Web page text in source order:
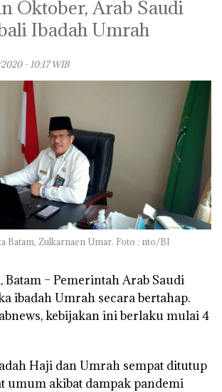
Oktober, Arab Saudi
Ibadah Umrah
- 10:17 WIB
Batam, Zulkarnaen Umar. Foto : nto/BI
Batam – Pemerintah Arab Saudi
ibadah Umrah secara bertahap.
kebijakan ini berlaku mulai 4
Haji dan Umrah sempat ditutup
umum akibat dampak pandemi